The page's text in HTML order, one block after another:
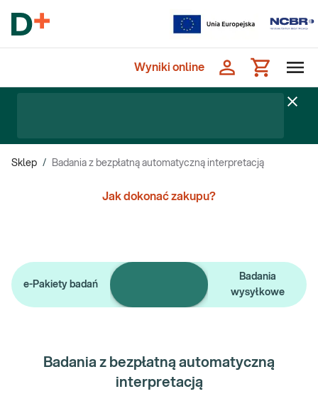
Wyniki online
Sklep / Badania z bezpłatną automatyczną interpretacją
Jak dokonać zakupu?
e-Pakiety badań
Badania
wysyłkowe
Badania z bezpłatną automatyczną
interpretacją